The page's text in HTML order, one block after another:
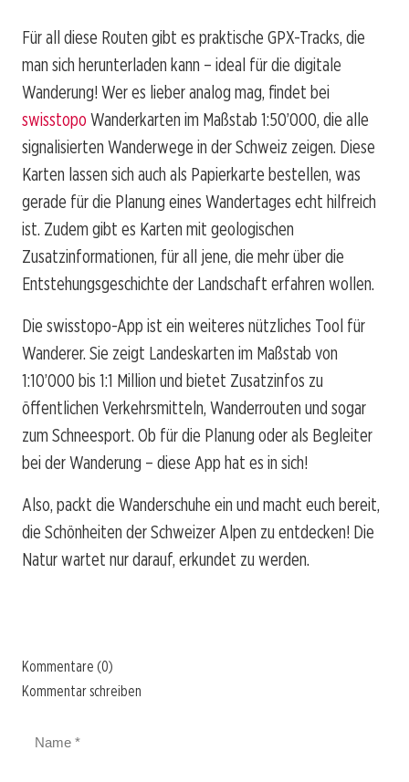
Für all diese Routen gibt es praktische GPX-Tracks, die
man sich herunterladen kann – ideal für die digitale
Wanderung! Wer es lieber analog mag, findet bei
swisstopo Wanderkarten im Maßstab 1:50’000, die alle
signalisierten Wanderwege in der Schweiz zeigen. Diese
Karten lassen sich auch als Papierkarte bestellen, was
gerade für die Planung eines Wandertages echt hilfreich
ist. Zudem gibt es Karten mit geologischen
Zusatzinformationen, für all jene, die mehr über die
Entstehungsgeschichte der Landschaft erfahren wollen.
Die swisstopo-App ist ein weiteres nützliches Tool für
Wanderer. Sie zeigt Landeskarten im Maßstab von
1:10’000 bis 1:1 Million und bietet Zusatzinfos zu
öffentlichen Verkehrsmitteln, Wanderrouten und sogar
zum Schneesport. Ob für die Planung oder als Begleiter
bei der Wanderung – diese App hat es in sich!
Also, packt die Wanderschuhe ein und macht euch bereit,
die Schönheiten der Schweizer Alpen zu entdecken! Die
Natur wartet nur darauf, erkundet zu werden.
Kommentare (0)
Kommentar schreiben